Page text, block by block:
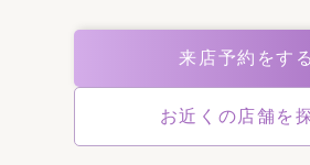
来店予約をする
お近くの店舗を